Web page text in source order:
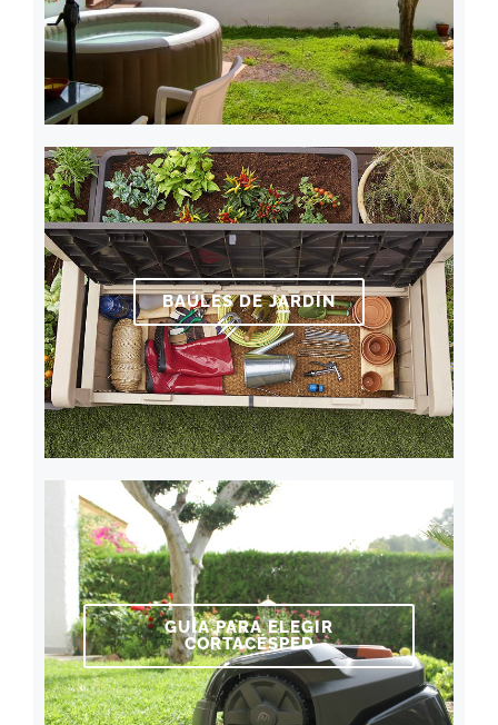
BAÚLES DE JARDÍN
GUÍA PARA ELEGIR
CORTACÉSPED